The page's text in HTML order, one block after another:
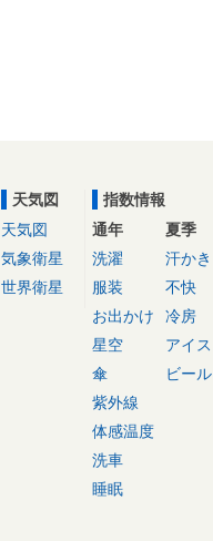
天気図
天気図
気象衛星
世界衛星
指数情報
通年
洗濯
服装
お出かけ
星空
傘
紫外線
体感温度
洗車
睡眠
夏季
汗かき
不快
冷房
アイス
ビール